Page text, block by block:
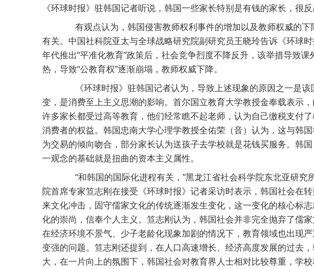
《环球时报》驻韩国记者听说，韩国一些家长特别是有钱的家长，很反
有观点认为，韩国侵害教师权利事件的增加以及教师权威的下
有关。中国社科院亚太与全球战略研究院副研究员王晓玲告诉《环球
年代推出“平准化教育”政策后，社会竞争烈度不降反升，该举措导致课
热，导致“公教育权”逐渐崩塌，教师权威下降。
《环球时报》驻韩国记者认为，导致上述现象的原因之一是该
变，是消费至上主义思潮的影响。首尔国立教育大学教授金奉载表示，
许多家长都受过高等教育，他们经常瞧不起老师，认为自己缴税支付
消费者的权益。韩国忠南大学心理学教授全佑荣（音）认为，这与韩
为交易的倾向吻合，部分家长认为送孩子去学校就是花钱买服务。韩
一观念的基础就是扭曲的资本主义属性。
“和韩国的国际化进程有关，”黑龙江省社会科学院东北亚研究
院首席专家笪志刚在接受《环球时报》记者采访时表示，韩国社会在
来文化冲击，固守儒家文化的传统逐渐发生变化，这一变化的核心标
化的崇尚，信奉个人主义。笪志刚认为，韩国社会并非完全抛弃了儒
在经济环境不景气、少子老龄化现象加剧的情况下，教育领域也出现
变强的问题。笪志刚还提到，在人口高速增长、经济高度发展的过去
大，在一片向上的氛围下，韩国社会对教育界人士相对比较尊重，学